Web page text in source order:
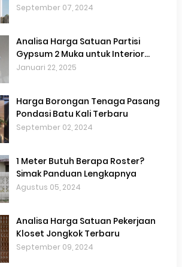
September 07, 2024
Analisa Harga Satuan Partisi
Gypsum 2 Muka untuk Interior
Hemat Biaya
Januari 22, 2025
Harga Borongan Tenaga Pasang
Pondasi Batu Kali Terbaru
September 02, 2024
1 Meter Butuh Berapa Roster?
Simak Panduan Lengkapnya
Agustus 05, 2024
Analisa Harga Satuan Pekerjaan
Kloset Jongkok Terbaru
September 09, 2024